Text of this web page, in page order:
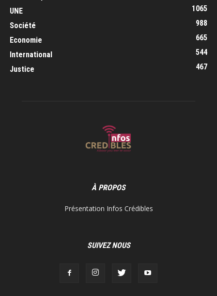
UNE
1065
Société
988
Economie
665
International
544
Justice
467
À PROPOS
Présentation Infos Crédibles
SUIVEZ NOUS